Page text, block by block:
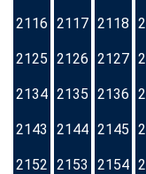
2116 2117 2118
2125 2126 2127
2134 2135 2136
2143 2144 2145
2152 2153 2154